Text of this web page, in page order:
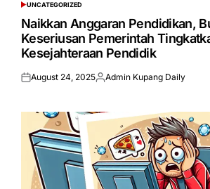
POSTED
IN
UNCATEGORIZED
Naikkan Anggaran Pendidikan,
Keseriusan Pemerintah
Kesejahteraan Pendidik
Posted
August 24, 2025Posted
Admin Kupang Daily